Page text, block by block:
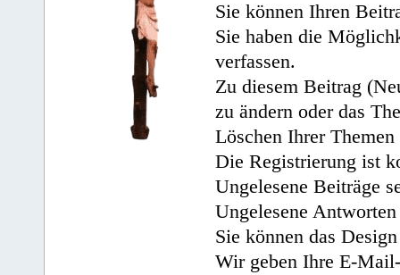
Sie können Ihren
Sie haben die
verfassen.
Zu diesem Beitrag
zu ändern oder das
Löschen Ihrer
Die Registrierung ist
Ungelesene Beiträge
Ungelesene
Sie können das
Wir geben Ihre E-